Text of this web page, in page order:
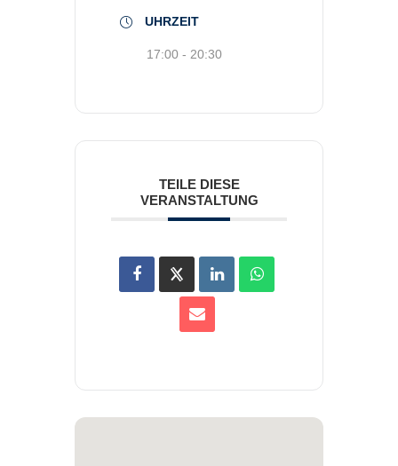
UHRZEIT
17:00 - 20:30
TEILE DIESE
VERANSTALTUNG